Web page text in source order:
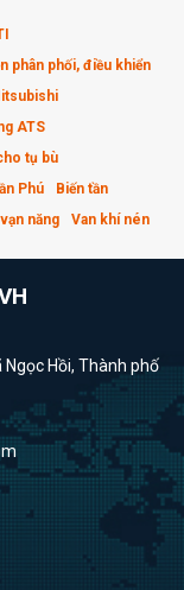
phân phối, điều khiển
ATS
tụ bù
Phú
Biến tần
năng Van khí nén
Hồi, Thành phố